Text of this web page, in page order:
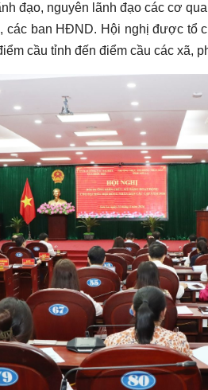
đạo, nguyên lãnh đạo các cơ
các ban HĐND. Hội nghị được tổ
cầu tỉnh đến điểm cầu các xã,
ngày mới 31/7/2026